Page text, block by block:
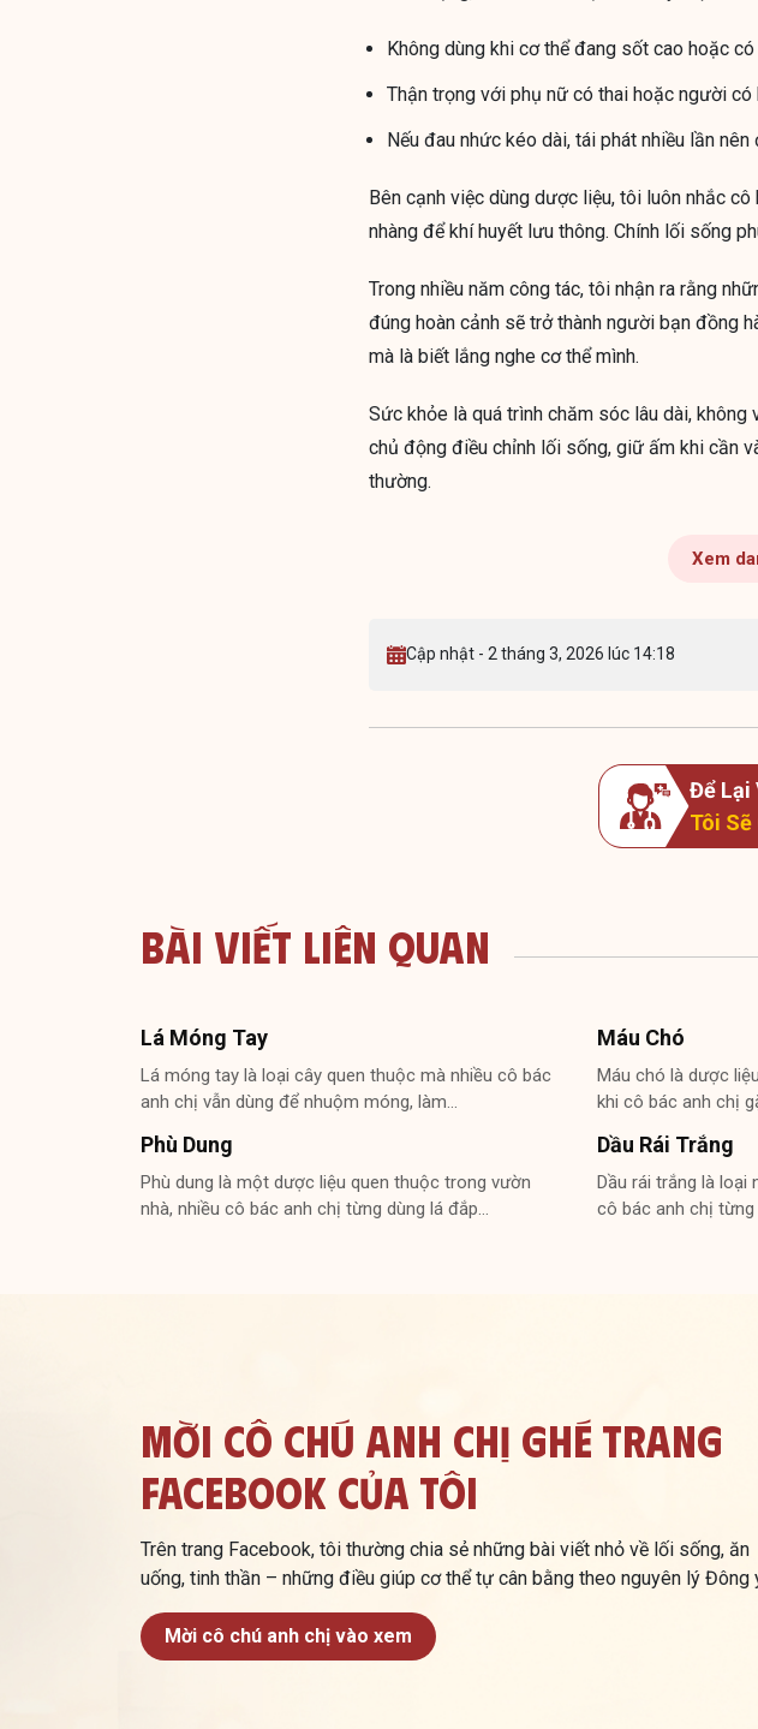
Không dùng khi cơ thể đang sốt cao hoặc có
Thận trọng với phụ nữ có thai hoặc người có
Nếu đau nhức kéo dài, tái phát nhiều lần
Bên cạnh việc dùng dược liệu, tôi luôn nhắc
nhàng để khí huyết lưu thông. Chính lối sống
Trong nhiều năm công tác, tôi nhận ra rằng
đúng hoàn cảnh sẽ trở thành người bạn đồng
mà là biết lắng nghe cơ thể mình.
Sức khỏe là quá trình chăm sóc lâu dài, không
chủ động điều chỉnh lối sống, giữ ấm khi cần
thường.
Xem
Cập nhật - 2 tháng 3, 2026 lúc 14:18
Để Lại
Tôi
Bài Viết Liên Quan
Lá Móng Tay
Lá móng tay là loại cây quen thuộc mà nhiều cô bác
anh chị vẫn dùng để nhuộm móng, làm…
Máu Chó
Máu chó là dược
khi cô bác anh chị
Phù Dung
Phù dung là một dược liệu quen thuộc trong vườn
nhà, nhiều cô bác anh chị từng dùng lá đắp…
Dầu Rái Trắng
Dầu rái trắng là loại
cô bác anh chị
Mời Cô Chú Anh Chị Ghé Trang
Facebook Của Tôi
Trên trang Facebook, tôi thường chia sẻ những bài viết nhỏ về lối sống, ăn
uống, tinh thần – những điều giúp cơ thể tự cân bằng theo nguyên lý Đông
Mời cô chú anh chị vào xem